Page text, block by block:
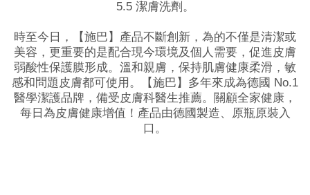
5.5 潔膚洗劑。
時至今日，【施巴】產品不斷創新，為的不僅是清潔或
美容，更重要的是配合現今環境及個人需要，促進皮膚
弱酸性保護膜形成。溫和親膚，保持肌膚健康柔滑，敏
感和問題皮膚都可使用。【施巴】多年來成為德國 No.1
醫學潔護品牌，備受皮膚科醫生推薦。關顧全家健康，
每日為皮膚健康增值！產品由德國製造、原瓶原裝入
口。